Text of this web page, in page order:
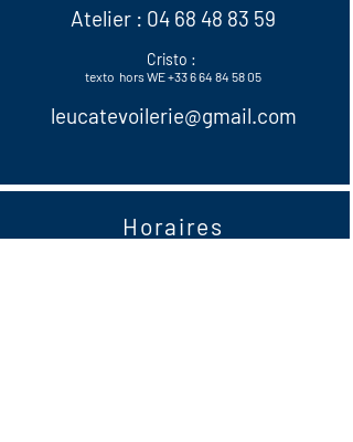
Atelier : 04 68 48 83 59
Cristo :
texto hors WE+33 6 64 84 58 05
leucatevoilerie@gmail.com
Horaires